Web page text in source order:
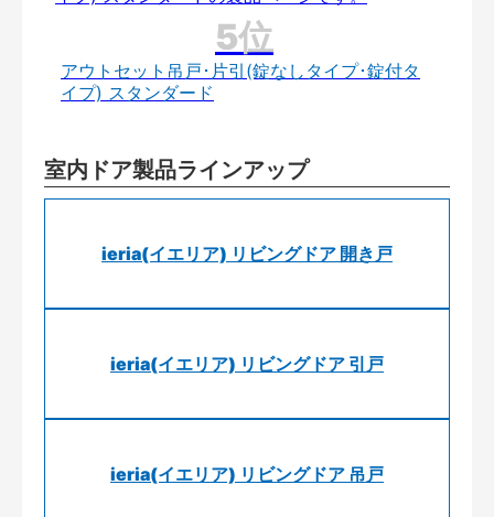
アウトセット吊戸･片引(錠なしタイプ･錠付タ
イプ) スタンダード
室内ドア製品ラインアップ
ieria(イエリア) リビングドア 開き戸
ieria(イエリア) リビングドア 引戸
ieria(イエリア) リビングドア 吊戸